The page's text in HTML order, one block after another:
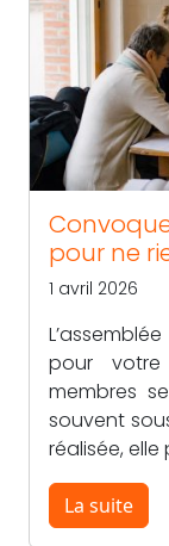
pour ne
1 avril 2026
pour votre
membres
souvent
réalisée, elle
La suite